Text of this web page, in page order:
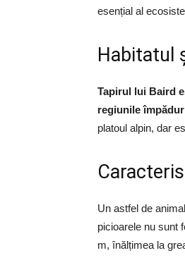
esențial al
Habitatul
Tapirul lui Baird
regiunile
platoul alpin, dar
Un astfel de
picioarele nu sunt
m, înălțimea la